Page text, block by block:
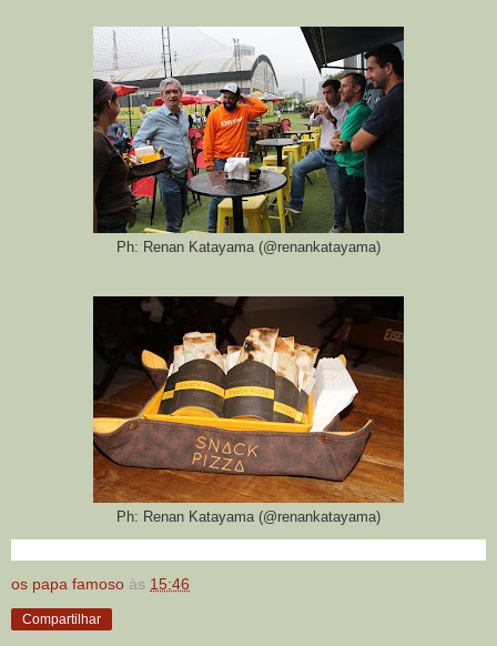
Ph: Renan Katayama (@renankatayama)
Ph: Renan Katayama (@renankatayama)
os papa famoso às 15:46
Compartilhar